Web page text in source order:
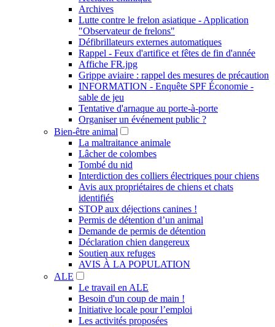
Archives
Lutte contre le frelon asiatique - Application
"Observateur de frelons"
Défibrillateurs externes automatiques
Rappel - Feux d'artifice et fêtes de fin d'année
Affiche FR.jpg
Grippe aviaire : rappel des mesures de précaution
INFORMATION - Enquête SPF Économie -
sable de jeu
Tentative d'arnaque au porte-à-porte
Organiser un événement public ?
Bien-être animal
La maltraitance animale
Lâcher de colombes
Tombé du nid
Interdiction des colliers électriques pour chiens
Avis aux propriétaires de chiens et chats
identifiés
STOP aux déjections canines !
Permis de détention d’un animal
Demande de permis de détention
Déclaration chien dangereux
Soutien aux refuges
AVIS À LA POPULATION
ALE
Le travail en ALE
Besoin d'un coup de main !
Initiative locale pour l’emploi
Les activités proposées